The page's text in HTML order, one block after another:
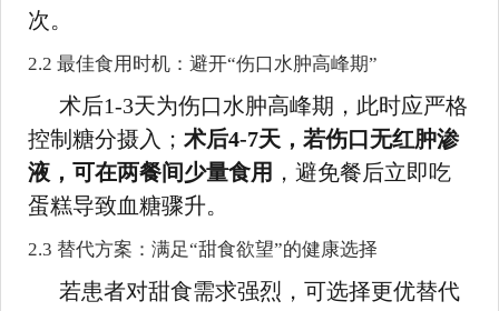
次。
2.2 最佳食用时机：避开“伤口水肿高峰期”
术后1-3天为伤口水肿高峰期，此时应严格
控制糖分摄入；术后4-7天，若伤口无红肿渗
液，可在两餐间少量食用 ，避免餐后立即吃
蛋糕导致血糖骤升。
2.3 替代方案：满足“甜食欲望”的健康选择
若患者对甜食需求强烈，可选择更优替代